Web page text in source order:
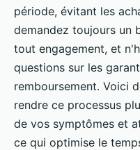
période, évitant les
demandez toujours un
tout engagement, et
questions sur les
remboursement. Voici
rendre ce processus
de vos symptômes et
ce qui optimise le